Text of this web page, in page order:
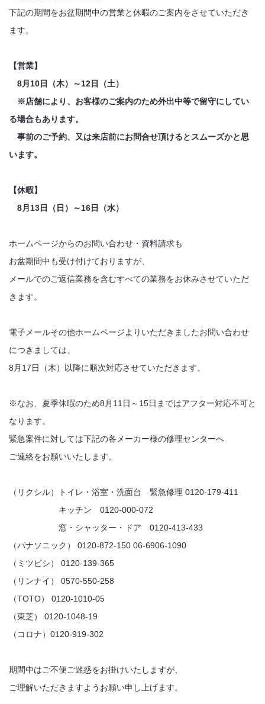
下記の期間をお盆期間中の営業と休暇のご案内をさせていただき
ます。
【営業】
8 月 10 日（木）～ 12 日（土）
※ 店舗により、お客様のご案内のため外出中等で留守にしてい
る場合もあります。
事前のご予約、又は来店前にお問合せ頂けるとスムーズかと思
います。
【休暇】
8 月 13 日（日）～ 16 日（水）
ホームページからのお問い合わせ・資料請求も
お盆期間中も受け付けておりますが、
メールでのご返信業務を含むすべての業務をお休みさせていただ
きます。
電子メールその他ホームページよりいただきましたお問い合わせ
につきましては、
8月17日（木）以降に順次対応させていただきます。
※なお、夏季休暇のため8月11日～15日まではアフター対応不可と
なります。
緊急案件に対しては下記の各メーカー様の修理センターへ
ご連絡をお願いいたします。
（リクシル）トイレ・浴室・洗面台 緊急修理 0120-179-411
キッチン 0120-000-072
窓・シャッター・ドア 0120-413-433
（パナソニック） 0120-872-150 06-6906-1090
（ミツビシ） 0120-139-365
（リンナイ） 0570-550-258
（TOTO） 0120-1010-05
（東芝） 0120-1048-19
（コロナ）0120-919-302
期間中はご不便ご迷惑をお掛けいたしますが、
ご理解いただきますようお願い申し上げます。